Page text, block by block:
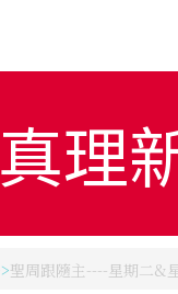
真理
聖周跟隨主----星期二&